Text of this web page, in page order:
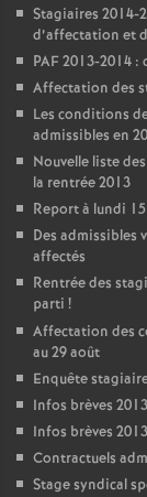
Stagiaires 2014-
d’affectation et
PAF2013-2014 :
Affectation des
Les conditions
admissibles en
Nouvelle liste
la rentrée 2013
Report à lundi
Des admissibles
affectés
Rentrée des
parti !
Affectation des
au 29 août
Enquête
Infos brèves
Infos brèves
Contractuels
Stage syndical